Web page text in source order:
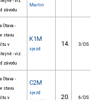
závodu
Martin
Otava -
stavu
v
- viz.
závodu
K1M
sjezd
14. 3/DS
Otava -
stavu
v
C2M
sjezd
20. 6/DS